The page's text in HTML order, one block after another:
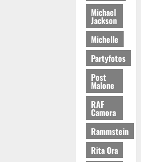
Michael
Jackson
Michelle
Partyfotos
Post
Malone
RAF
Camora
Rammstein
Rita Ora